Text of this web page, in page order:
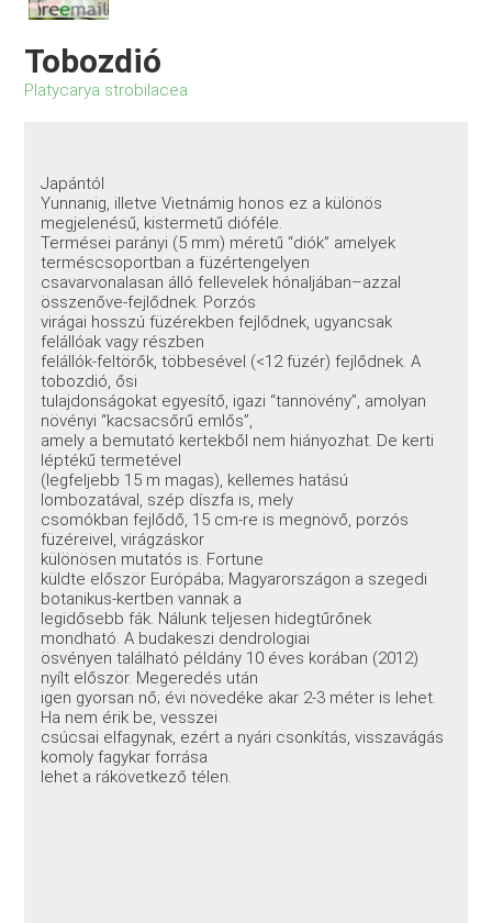
Tobozdió
Platycarya strobilacea
Japántól
Yunnanig, illetve Vietnámig honos ez a különös
megjelenésű, kistermetű dióféle.
Termései parányi (5 mm) méretű “diók” amelyek
terméscsoportban a füzértengelyen
csavarvonalasan álló fellevelek hónaljában–azzal
összenőve-fejlődnek. Porzós
virágai hosszú füzérekben fejlődnek, ugyancsak
felállóak vagy részben
felállók-feltörők, többesével (<12 füzér) fejlődnek. A
tobozdió, ősi
tulajdonságokat egyesítő, igazi “tannövény”, amolyan
növényi “kacsacsőrű emlős”,
amely a bemutató kertekből nem hiányozhat. De kerti
léptékű termetével
(legfeljebb 15 m magas), kellemes hatású
lombozatával, szép díszfa is, mely
csomókban fejlődő, 15 cm-re is megnövő, porzós
füzéreivel, virágzáskor
különösen mutatós is. Fortune
küldte először Európába; Magyarországon a szegedi
botanikus-kertben vannak a
legidősebb fák. Nálunk teljesen hidegtűrőnek
mondható. A budakeszi dendrologiai
ösvényen található példány 10 éves korában (2012)
nyílt először. Megeredés után
igen gyorsan nő; évi növedéke akar 2-3 méter is lehet.
Ha nem érik be, vesszei
csúcsai elfagynak, ezért a nyári csonkítás, visszavágás
komoly fagykar forrása
lehet a rákövetkező télen.